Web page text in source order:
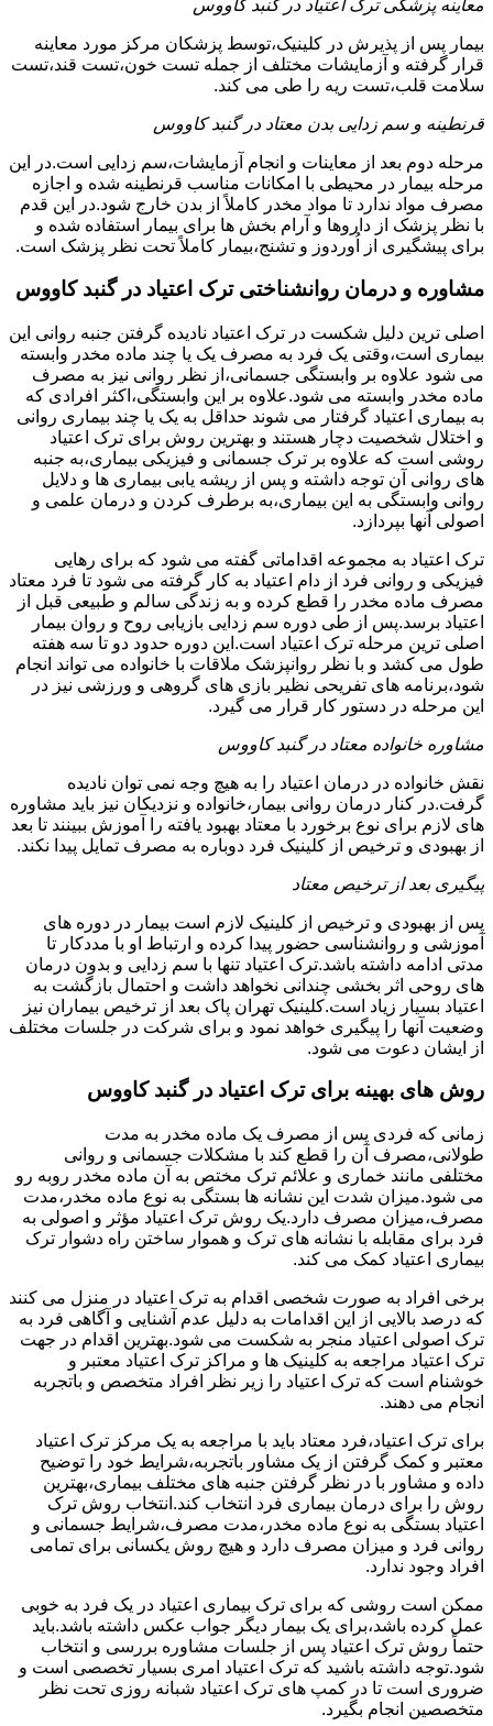
معاینه پزشکی ترک اعتیاد در گنبد کاووس
بیمار پس از پذیرش در کلینیک،توسط پزشکان مرکز مورد معاینه
قرار گرفته و آزمایشات مختلف از جمله تست خون،تست قند،تست
سلامت قلب،تست ریه را طی می کند.
قرنطینه و سم زدایی بدن معتاد در گنبد کاووس
مرحله دوم بعد از معاینات و انجام آزمایشات،سم زدایی است.در این
مرحله بیمار در محیطی با امکانات مناسب قرنطینه شده و اجازه
مصرف مواد ندارد تا مواد مخدر کاملاً از بدن خارج شود.در این قدم
با نظر پزشک از داروها و آرام بخش ها برای بیمار استفاده شده و
برای پیشگیری از اُوردوز و تشنج،بیمار کاملاً تحت نظر پزشک است.
مشاوره و درمان روانشناختی ترک اعتیاد در گنبد کاووس
اصلی ترین دلیل شکست در ترک اعتیاد نادیده گرفتن جنبه روانی این
بیماری است،وقتی یک فرد به مصرف یک یا چند ماده مخدر وابسته
می شود علاوه بر وابستگی جسمانی،از نظر روانی نیز به مصرف
ماده مخدر وابسته می شود.علاوه بر این وابستگی،اکثر افرادی که
به بیماری اعتیاد گرفتار می شوند حداقل به یک یا چند بیماری روانی
و اختلال شخصیت دچار هستند و بهترین روش برای ترک اعتیاد
روشی است که علاوه بر ترک جسمانی و فیزیکی بیماری،به جنبه
های روانی آن توجه داشته و پس از ریشه یابی بیماری ها و دلایل
روانی وابستگی به این بیماری،به برطرف کردن و درمان علمی و
اصولی آنها بپردازد.
ترک اعتیاد به مجموعه اقداماتی گفته می شود که برای رهایی
فیزیکی و روانی فرد از دام اعتیاد به کار گرفته می شود تا فرد معتاد
مصرف ماده مخدر را قطع کرده و به زندگی سالم و طبیعی قبل از
اعتیاد برسد.پس از طی دوره سم زدایی بازیابی روح و روان بیمار
اصلی ترین مرحله ترک اعتیاد است.این دوره حدود دو تا سه هفته
طول می کشد و با نظر روانپزشک ملاقات با خانواده می تواند انجام
شود،برنامه های تفریحی نظیر بازی های گروهی و ورزشی نیز در
این مرحله در دستور کار قرار می گیرد.
مشاوره خانواده معتاد در گنبد کاووس
نقش خانواده در درمان اعتیاد را به هیچ وجه نمی توان نادیده
گرفت.در کنار درمان روانی بیمار،خانواده و نزدیکان نیز باید مشاوره
های لازم برای نوع برخورد با معتاد بهبود یافته را آموزش ببینند تا بعد
از بهبودی و ترخیص از کلینیک فرد دوباره به مصرف تمایل پیدا نکند.
پیگیری بعد از ترخیص معتاد
پس از بهبودی و ترخیص از کلینیک لازم است بیمار در دوره های
آموزشی و روانشناسی حضور پیدا کرده و ارتباط او با مددکار تا
مدتی ادامه داشته باشد.ترک اعتیاد تنها با سم زدایی و بدون درمان
های روحی اثر بخشی چندانی نخواهد داشت و احتمال بازگشت به
اعتیاد بسیار زیاد است.کلینیک تهران پاک بعد از ترخیص بیماران نیز
وضعیت آنها را پیگیری خواهد نمود و برای شرکت در جلسات مختلف
از ایشان دعوت می شود.
روش های بهینه برای ترک اعتیاد در گنبد کاووس
زمانی که فردی پس از مصرف یک ماده مخدر به مدت
طولانی،مصرف آن را قطع کند با مشکلات جسمانی و روانی
مختلفی مانند خماری و علائم ترک مختص به آن ماده مخدر روبه رو
می شود.میزان شدت این نشانه ها بستگی به نوع ماده مخدر،مدت
مصرف،میزان مصرف دارد.یک روش ترک اعتیاد مؤثر و اصولی به
فرد برای مقابله با نشانه های ترک و هموار ساختن راه دشوار ترک
بیماری اعتیاد کمک می کند.
برخی افراد به صورت شخصی اقدام به ترک اعتیاد در منزل می کنند
که درصد بالایی از این اقدامات به دلیل عدم آشنایی و آگاهی فرد به
ترک اصولی اعتیاد منجر به شکست می شود.بهترین اقدام در جهت
ترک اعتیاد مراجعه به کلینیک ها و مراکز ترک اعتیاد معتبر و
خوشنام است که ترک اعتیاد را زیر نظر افراد متخصص و باتجربه
انجام می دهند.
برای ترک اعتیاد،فرد معتاد باید با مراجعه به یک مرکز ترک اعتیاد
معتبر و کمک گرفتن از یک مشاور باتجربه،شرایط خود را توضیح
داده و مشاور با در نظر گرفتن جنبه های مختلف بیماری،بهترین
روش را برای درمان بیماری فرد انتخاب کند.انتخاب روش ترک
اعتیاد بستگی به نوع ماده مخدر،مدت مصرف،شرایط جسمانی و
روانی فرد و میزان مصرف دارد و هیچ روش یکسانی برای تمامی
افراد وجود ندارد.
ممکن است روشی که برای ترک بیماری اعتیاد در یک فرد به خوبی
عمل کرده باشد،برای یک بیمار دیگر جواب عکس داشته باشد.باید
حتماً روش ترک اعتیاد پس از جلسات مشاوره بررسی و انتخاب
شود.توجه داشته باشید که ترک اعتیاد امری بسیار تخصصی است و
ضروری است تا در کمپ های ترک اعتیاد شبانه روزی تحت نظر
متخصصین انجام بگیرد.